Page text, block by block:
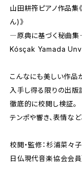
山田耕筰ピアノ作品集
ん)》
―原典に基づく秘曲
Kósçak Yamada
こんなにも美しい作品
入手し得る限りの出版
徹底的に校閲し検証。
テンポや響き、表情な
校閲・監修：杉浦菜々
日仏現代音楽協会会員